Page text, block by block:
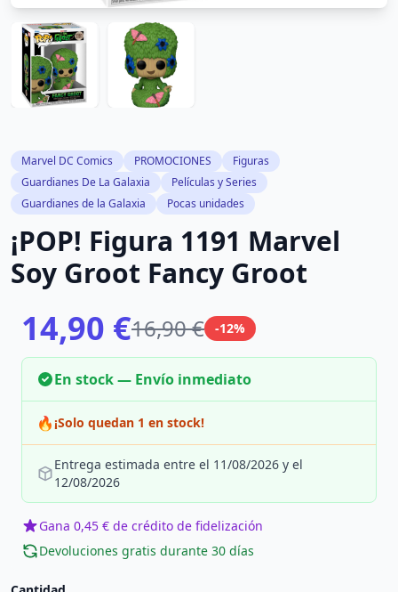
Marvel DC Comics PROMOCIONES
Figuras
Guardianes De La Galaxia
Películas y Series
Guardianes de la Galaxia
Pocas unidades
¡POP! Figura 1191 Marvel
Soy Groot Fancy Groot
14,90 €16,90 € -12%
En stock — Envío inmediato
🔥¡Solo quedan 1 en stock!
Entrega estimada entre el 11/08/2026 y el
12/08/2026
Gana 0,45 € de crédito de fidelización
Devoluciones gratis durante 30 días